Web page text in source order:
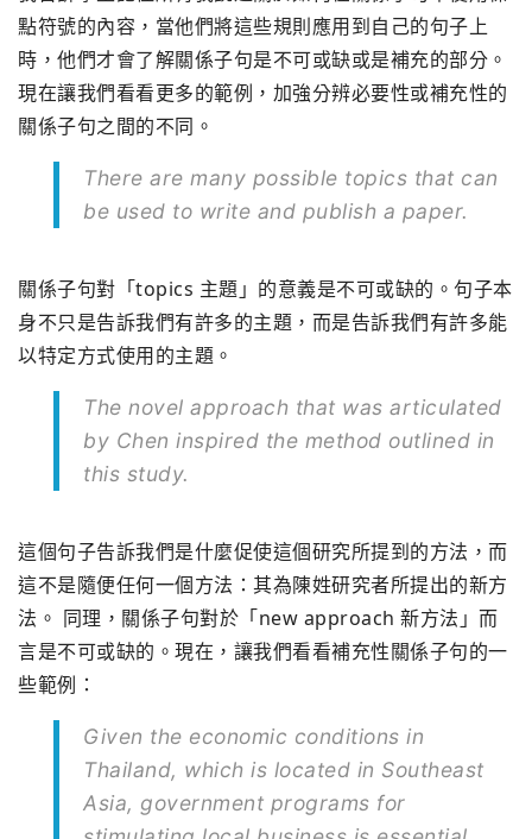
點符號的內容，當他們將這些規則應用到自己的句子上
時，他們才會了解關係子句是不可或缺或是補充的部分。
現在讓我們看看更多的範例，加強分辨必要性或補充性的
關係子句之間的不同。
There are many possible topics that can
be used to write and publish a paper.
關係子句對「topics 主題」的意義是不可或缺的。句子本
身不只是告訴我們有許多的主題，而是告訴我們有許多能
以特定方式使用的主題。
The novel approach that was articulated
by Chen inspired the method outlined in
this study.
這個句子告訴我們是什麼促使這個研究所提到的方法，而
這不是隨便任何一個方法：其為陳姓研究者所提出的新方
法。 同理，關係子句對於「new approach 新方法」而
言是不可或缺的。現在，讓我們看看補充性關係子句的一
些範例：
Given the economic conditions in
Thailand, which is located in Southeast
Asia, government programs for